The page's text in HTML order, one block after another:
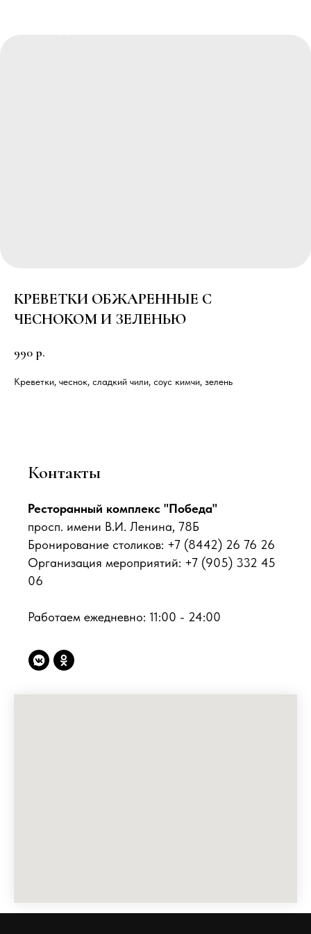
КРЕВЕТКИ ОБЖАРЕННЫЕ С
ЧЕСНОКОМ И ЗЕЛЕНЬЮ
990 р.
Креветки, чеснок, сладкий чили, соус кимчи, зелень
Контакты
Ресторанный комплекс "Победа"
просп. имени В.И. Ленина, 78Б
Бронирование столиков: +7 (8442) 26 76 26
Организация мероприятий: +7 (905) 332 45
06
Работаем ежедневно: 11:00 - 24:00